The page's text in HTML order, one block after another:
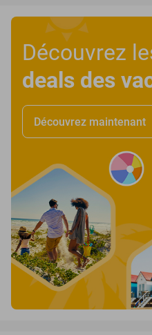
Découvrez
deals des
Découvrez maintenant